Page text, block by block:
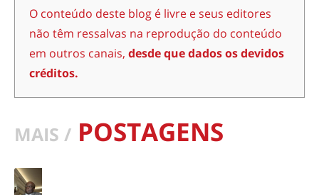
O conteúdo deste blog é livre e seus editores
não têm ressalvas na reprodução do conteúdo
em outros canais, desde que dados os devidos
créditos.
MAIS / POSTAGENS